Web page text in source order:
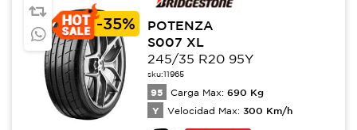
-35%
POTENZA
S007 XL
245/35 R20 95Y
sku:11965
95 Carga Max: 690 Kg
Y Velocidad Max: 300 Km/h